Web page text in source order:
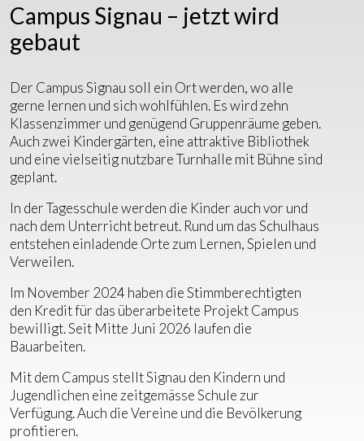
Campus Signau – jetzt wird
gebaut
Der Campus Signau soll ein Ort werden, wo alle
gerne lernen und sich wohlfühlen. Es wird zehn
Klassenzimmer und genügend Gruppenräume geben.
Auch zwei Kindergärten, eine attraktive Bibliothek
und eine vielseitig nutzbare Turnhalle mit Bühne sind
geplant.
In der Tagesschule werden die Kinder auch vor und
nach dem Unterricht betreut. Rund um das Schulhaus
entstehen einladende Orte zum Lernen, Spielen und
Verweilen.
Im November 2024 haben die Stimmberechtigten
den Kredit für das überarbeitete Projekt Campus
bewilligt. Seit Mitte Juni 2026 laufen die
Bauarbeiten.
Mit dem Campus stellt Signau den Kindern und
Jugendlichen eine zeitgemässe Schule zur
Verfügung. Auch die Vereine und die Bevölkerung
profitieren.